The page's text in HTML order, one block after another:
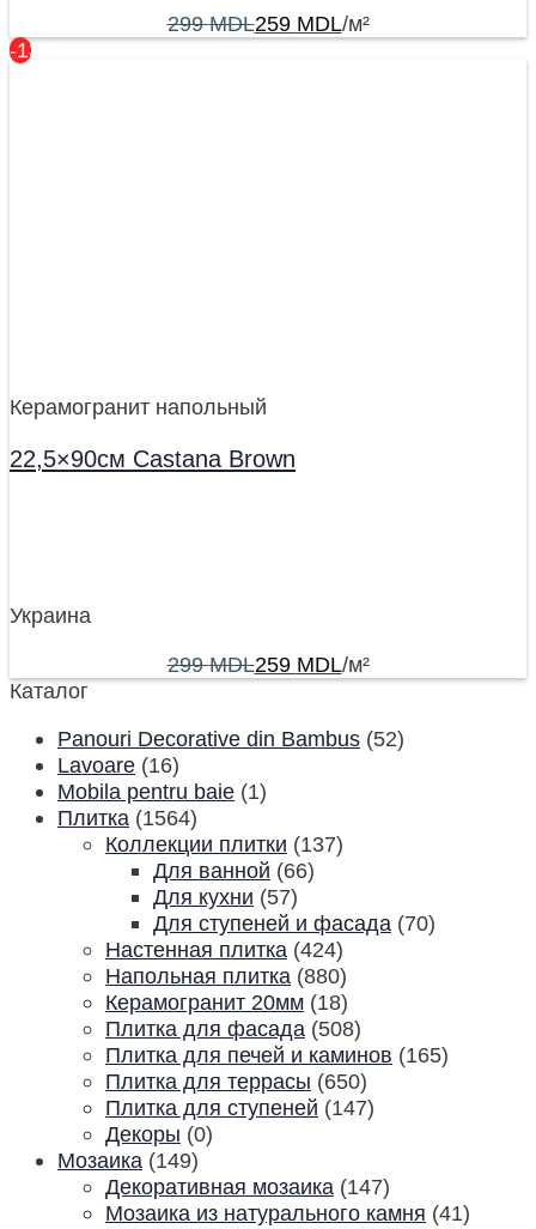
299MDL259 MDL/м²
-13%
Керамогранит напольный
22,5×90см Castana Brown
Украина
299MDL259 MDL/м²
Каталог
Panouri Decorative din Bambus (52)
Lavoare (16)
Mobila pentru baie (1)
Плитка (1564)
Коллекции плитки (137)
Для ванной (66)
Для кухни (57)
Для ступеней и фасада (70)
Настенная плитка (424)
Напольная плитка (880)
Керамогранит 20мм (18)
Плитка для фасада (508)
Плитка для печей и каминов (165)
Плитка для террасы (650)
Плитка для ступеней (147)
Декоры (0)
Мозаика (149)
Декоративная мозаика (147)
Мозаика из натурального камня (41)